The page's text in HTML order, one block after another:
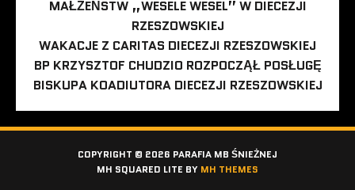
MAŁŻEŃSTW „WESELE WESEL” W DIECEZJI
RZESZOWSKIEJ
WAKACJE Z CARITAS DIECEZJI RZESZOWSKIEJ
BP KRZYSZTOF CHUDZIO ROZPOCZĄŁ POSŁUGĘ
BISKUPA KOADIUTORA DIECEZJI RZESZOWSKIEJ
COPYRIGHT © 2026 PARAFIA MB ŚNIEŻNEJ
MH SQUARED LITE BY MH THEMES